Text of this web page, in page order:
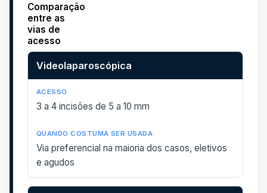
Comparação
entre as
vias de
acesso
Via
Acesso Quando costuma ser usada
Videolaparoscópica
3 a 4 incisões de 5 a 10 mm
Via preferencial na maioria dos casos, eletivos
e agudos